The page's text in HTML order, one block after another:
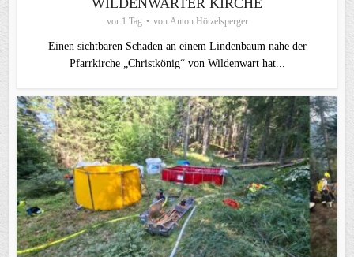
WILDENWARTER KIRCHE
vor 1 Tag von Anton Hötzelsperger
Einen sichtbaren Schaden an einem Lindenbaum nahe der
Pfarrkirche „Christkönig“ von Wildenwart hat...